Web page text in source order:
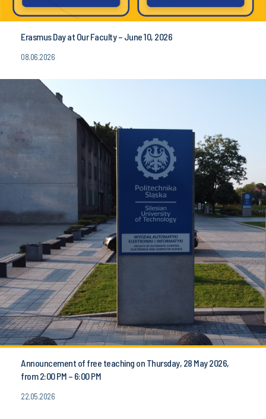
Erasmus Day at Our Faculty – June 10, 2026
08.06.2026
Announcement of free teaching on Thursday, 28 May 2026,
from 2:00 PM – 6:00 PM
22.05.2026